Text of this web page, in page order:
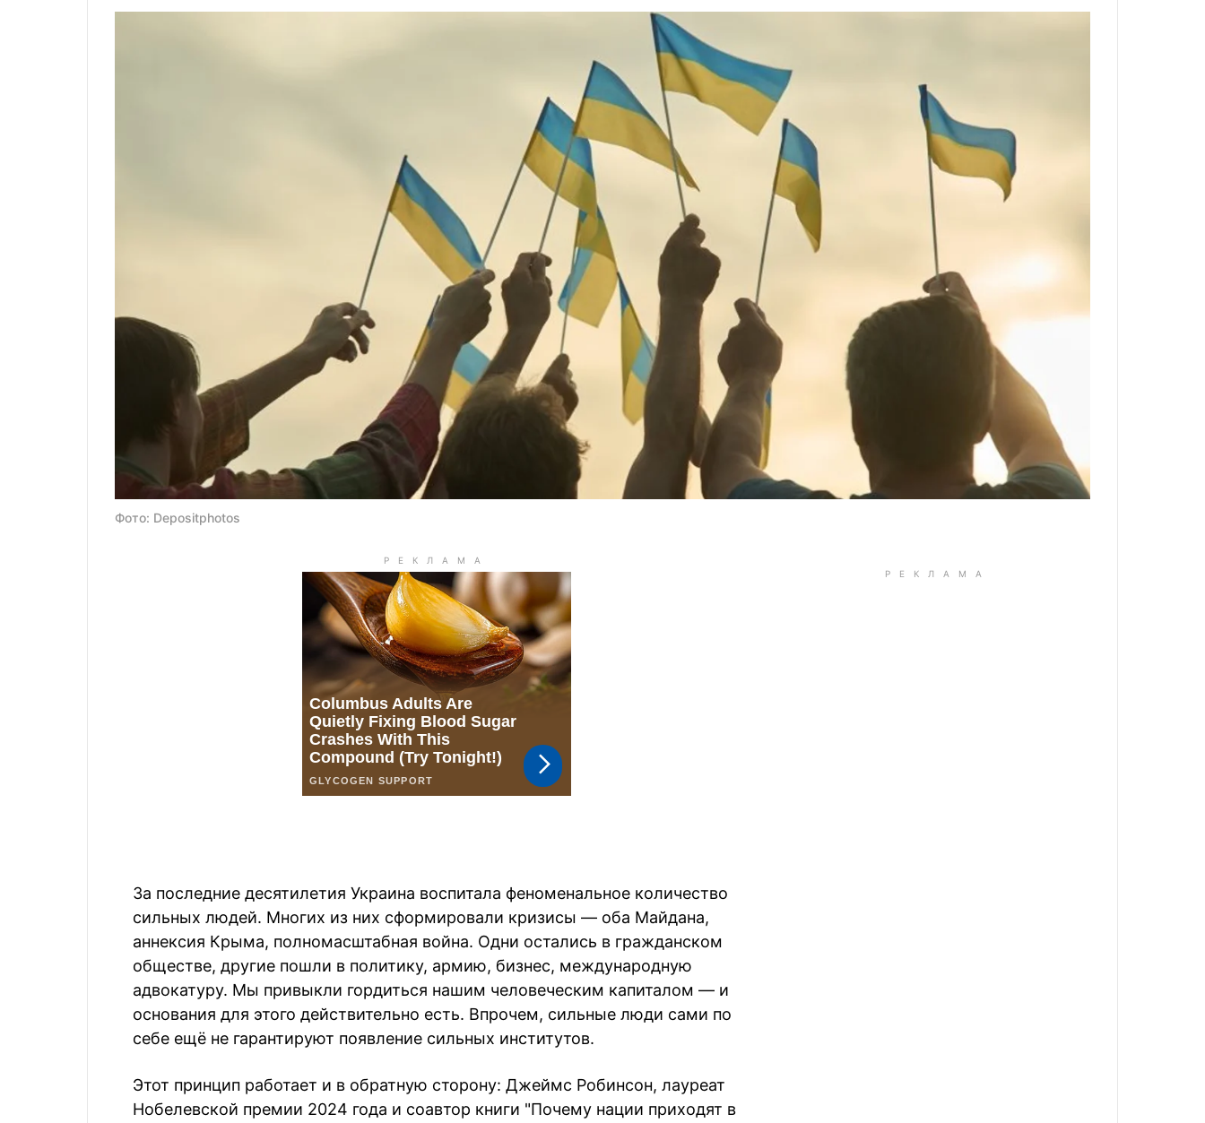
Фото: Depositphotos
За последние десятилетия Украина воспитала феноменальное количество
сильных людей. Многих из них сформировали кризисы — оба Майдана,
аннексия Крыма, полномасштабная война. Одни остались в гражданском
обществе, другие пошли в политику, армию, бизнес, международную
адвокатуру. Мы привыкли гордиться нашим человеческим капиталом — и
основания для этого действительно есть. Впрочем, сильные люди сами по
себе ещё не гарантируют появление сильных институтов.
Этот принцип работает и в обратную сторону: Джеймс Робинсон, лауреат
Нобелевской премии 2024 года и соавтор книги "Почему нации приходят в